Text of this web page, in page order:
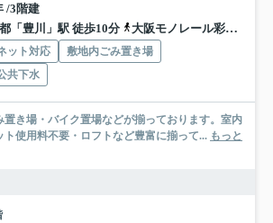
/3階建
「豊川」駅 徒歩10分
大阪モノレール彩都「阪大病院前」駅 徒歩34分
ット対応
敷地内ごみ置き場
共下水
置き場・バイク置場などが揃っております。室内
使用料不要・ロフトなど豊富に揃って... もっと